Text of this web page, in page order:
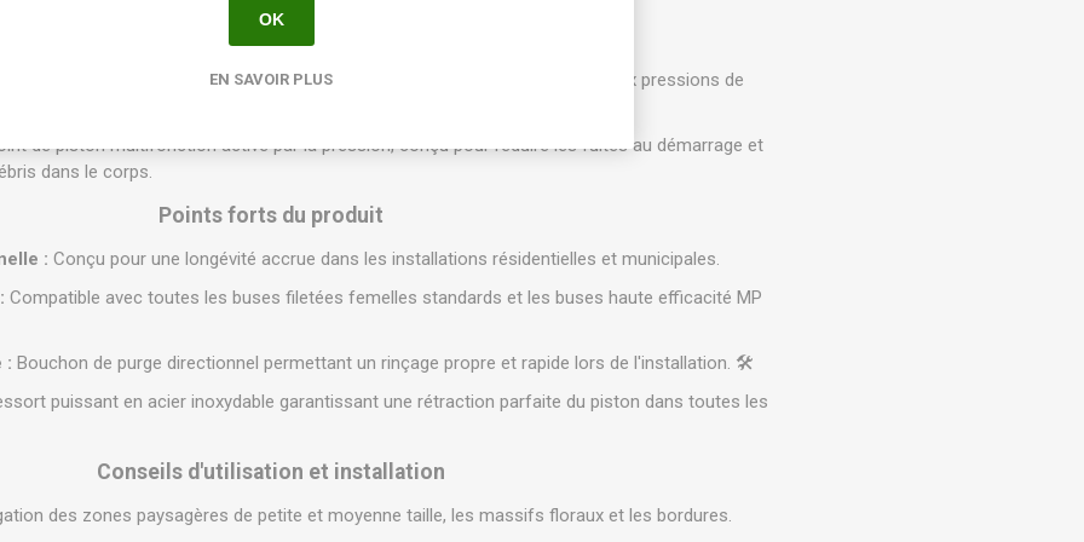
robuste nervuré pour résister aux environnements les plus exigeants et aux pressions de
de piston multifonction activé par la pression, conçu pour réduire les fuites au démarrage et
dans le corps.
Points forts du produit
: Conçu pour une longévité accrue dans les installations résidentielles et municipales.
Compatible avec toutes les buses filetées femelles standards et les buses haute efficacité MP
: Bouchon de purge directionnel permettant un rinçage propre et rapide lors de l'installation. 🛠️
puissant en acier inoxydable garantissant une rétraction parfaite du piston dans toutes les
Conseils d'utilisation et installation
des zones paysagères de petite et moyenne taille, les massifs floraux et les bordures.
OK
EN SAVOIR PLUS